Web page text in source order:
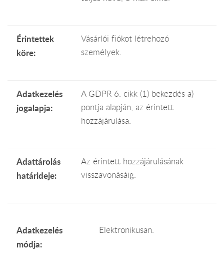
Érintettek
köre:
Vásárlói fiókot létrehozó
személyek.
Adatkezelés
jogalapja:
A GDPR 6. cikk (1) bekezdés a)
pontja alapján, az érintett
hozzájárulása.
Adattárolás
határideje:
Az érintett hozzájárulásának
visszavonásáig.
Adatkezelés
módja:
Elektronikusan.